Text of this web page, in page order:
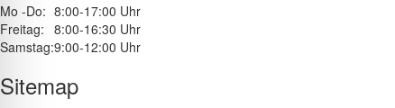
Mo -Do: 8:00-17:00 Uhr
Freitag: 8:00-16:30 Uhr
Samstag:9:00-12:00 Uhr
Sitemap